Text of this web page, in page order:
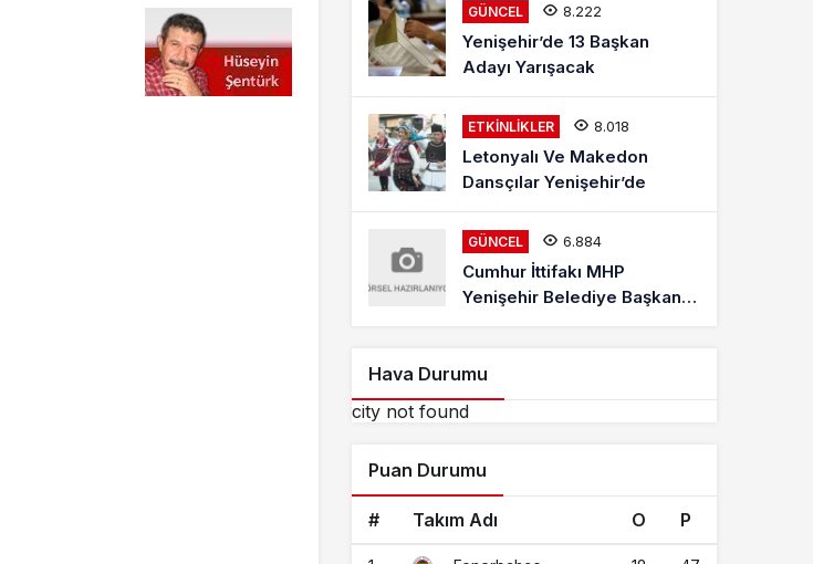
GÜNCEL 8.222
Yenişehir’de 13 Başkan
Adayı Yarışacak
ETKINLIKLER 8.018
Letonyalı Ve Makedon
Dansçılar Yenişehir’de
GÜNCEL 6.884
Cumhur İttifakı MHP
Yenişehir Belediye Başkan
Hava Durumu
city not found
Puan Durumu
# Takım Adı O P